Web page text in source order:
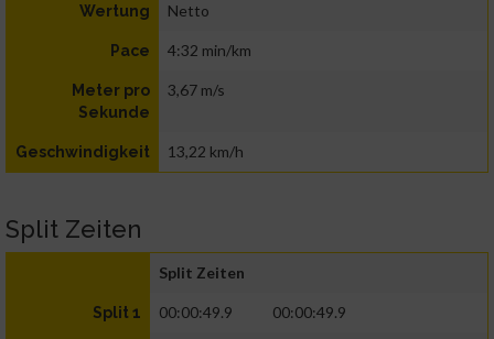
Wertung Netto
Pace 4:32 min/km
Meter pro
Sekunde
3,67 m/s
Geschwindigkeit 13,22 km/h
Split Zeiten
Split Zeiten
Split 1 00:00:49.9 00:00:49.9